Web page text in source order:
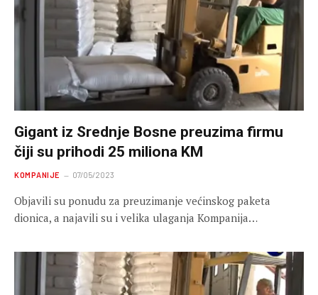
Gigant iz Srednje Bosne preuzima firmu
čiji su prihodi 25 miliona KM
KOMPANIJE 07/05/2023
Objavili su ponudu za preuzimanje većinskog paketa
dionica, a najavili su i velika ulaganja Kompanija…